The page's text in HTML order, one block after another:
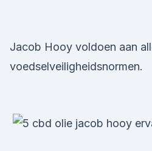
Jacob Hooy voldoen aan
voedselveiligheidsnormen.